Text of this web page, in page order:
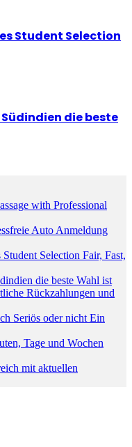
Student Selection
die beste
with Professional
Auto Anmeldung
Selection Fair, Fast,
die beste Wahl ist
Rückzahlungen und
Seriös oder nicht Ein
Tage und Wochen
mit aktuellen